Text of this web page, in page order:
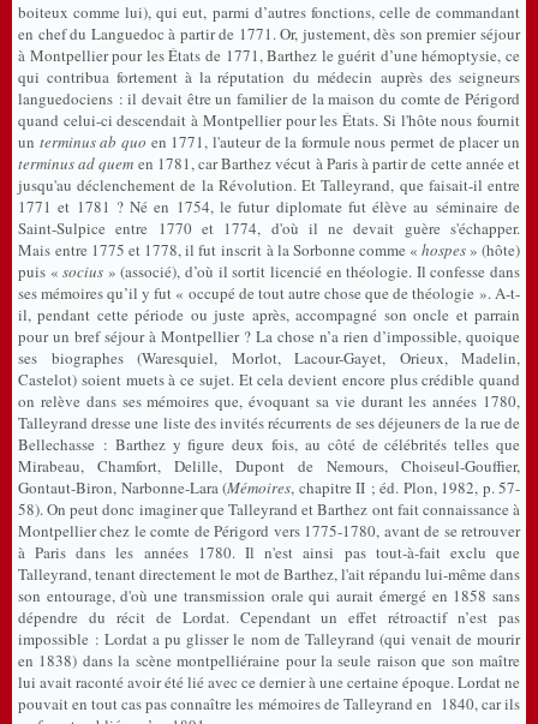
boiteux comme lui), qui eut, parmi d’autres fonctions, celle de commandant
en chef du Languedoc à partir de 1771. Or, justement, dès son premier séjour
à Montpellier pour les États de 1771, Barthez le guérit d’une hémoptysie, ce
qui contribua fortement à la réputationdu médecin auprès des seigneurs
languedociens : il devait être un familier de la maison du comte de Périgord
quand celui-ci descendait à Montpellier pour les États. Si l'hôte nous fournit
un terminus ab quo en 1771, l'auteur de la formule nous permet de placer un
terminus ad quem en 1781, car Barthez vécut à Paris à partir de cette année et
jusqu'au déclenchement de la Révolution. Et Talleyrand, que faisait-il entre
1771 et 1781 ? Né en 1754, le futur diplomate fut élève au séminaire de
Saint-Sulpice entre 1770 et 1774, d'où il ne devait guère s'échapper.
Maisentre 1775 et 1778, il fut inscrit àla Sorbonne comme « hospes» (hôte)
puis «socius » (associé), d’où il sortit licencié en théologie. Il confesse dans
ses mémoires qu’il y fut « occupé de tout autre chose que de théologie ». A-t-
il, pendant cette période ou juste après, accompagné son oncle et parrain
pour un bref séjour à Montpellier ? La chose n’a rien d’impossible, quoique
ses biographes (Waresquiel, Morlot, Lacour-Gayet, Orieux, Madelin,
Castelot) soient muets à ce sujet. Et cela devient encore plus crédible quand
on relève dans ses mémoires que, évoquant sa vie durant les années 1780,
Talleyrand dresse une liste des invités récurrents de ses déjeuners de la rue de
Bellechasse : Barthez y figure deux fois, au côté de célébrités telles que
Mirabeau, Chamfort, Delille, Dupont de Nemours, Choiseul-Gouffier,
Gontaut-Biron, Narbonne-Lara (Mémoires, chapitre II ; éd. Plon, 1982, p. 57-
58). On peut donc imaginer que Talleyrand et Barthez ont fait connaissance à
Montpellier chez le comte de Périgord vers 1775-1780, avant de se retrouver
à Paris dans les années 1780. Il n'est ainsi pas tout-à-fait exclu que
Talleyrand, tenant directement le mot de Barthez, l'ait répandu lui-même dans
son entourage, d'où une transmission orale qui aurait émergé en 1858 sans
dépendre du récit de Lordat. Cependant un effet rétroactif n’est pas
impossible : Lordat a pu glisser le nom de Talleyrand (qui venait de mourir
en 1838) dans la scène montpelliéraine pour la seule raison que son maître
lui avait raconté avoir été lié avec ce dernier à une certaine époque. Lordat ne
pouvait en tout cas pas connaître les mémoires de Talleyrand en 1840, car ils